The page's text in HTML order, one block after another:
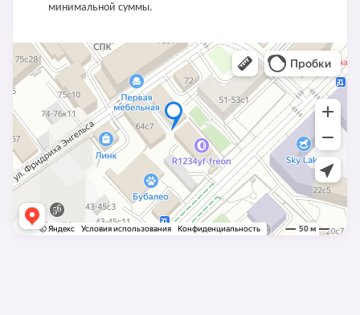
минимальной суммы.